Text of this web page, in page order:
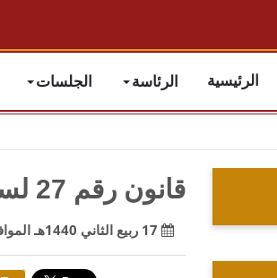
الرئيسية الرئاسة الجلسات
قانون رقم 27 لسنة 1996م بشان الانتخبابات العامة والاستفتاء